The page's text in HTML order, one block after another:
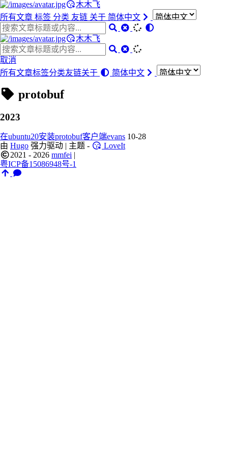
木木飞
所有文章 标签 分类 友链 关于 简体中文
木木飞
取消
所有文章标签分类友链关于 简体中文
protobuf
2023
在ubuntu20安装protobuf客户端evans 10-28
由 Hugo 强力驱动 | 主题 -
LoveIt
2021 - 2026 mmfei |
粤ICP备15086948号-1